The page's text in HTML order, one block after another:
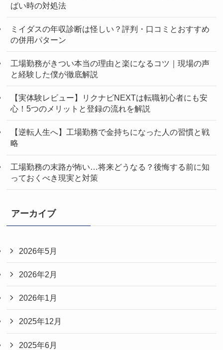
ばい時の対処法
ミイダスの年収診断は怪しい？評判・口コミとおすすめ
の併用パターン
工場勤務がきつい本当の理由と楽になるコツ｜現場の声
と経験した僕が徹底解説
【実体験レビュー】リクナビNEXTは転職初心者にも安
心！5つのメリットと登録の流れを解説
【逆転人生へ】工場勤務で金持ちになった人の習慣と戦
略
工場勤務の末路が怖い…将来どうなる？後悔する前に知
っておくべき現実と対策
アーカイブ
2026年5月
2026年2月
2026年1月
2025年12月
2025年6月